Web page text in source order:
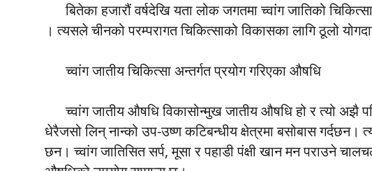
बितेका हजारौं वर्षदेखि यता लोक जगतमा च्वांग जातिको
। त्यसले चीनको परम्परागत चिकित्साको विकासका लागि ठूलो
च्वांग जातीय चिकित्सा अन्तर्गत प्रयोग गरिएका औषधि
च्वांग जातीय औषधि विकासोन्मुख जातीय औषधि हो र त्यो अझै
धेरैजसो लिन् नान्को उप-उष्ण कटिबन्धीय क्षेत्रमा बसोबास गर्दछन।
छन। च्वांग जातिसित सर्प, मूसा र पहाडी पंक्षी खान मन पराउने